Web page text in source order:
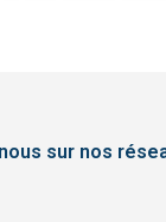
sur nos